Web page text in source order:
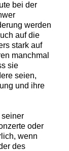
bei der
werden
auf die
stark auf
manchmal
sie
seien,
und ihre
seiner
oder
wenn
des